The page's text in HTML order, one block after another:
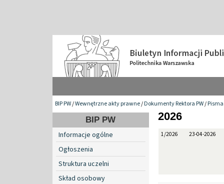
BIP PW/Wewnętrzne akty prawne/Dokumenty Rektora PW/
BIP PW
Informacje ogólne
Ogłoszenia
Struktura uczelni
Skład osobowy
2026
1/2026 23-04-2026